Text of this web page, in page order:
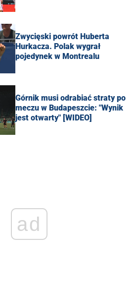
Zwycięski powrót Huberta
Hurkacza. Polak wygrał
pojedynek w Montrealu
Górnik musi odrabiać straty po
meczu w Budapeszcie: "Wynik
jest otwarty" [WIDEO]
ad